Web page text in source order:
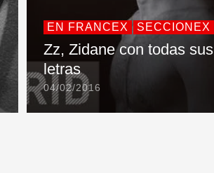
EN FRANCEX SECCIONEX
Zz, Zidane con todas sus
letras
04/02/2016